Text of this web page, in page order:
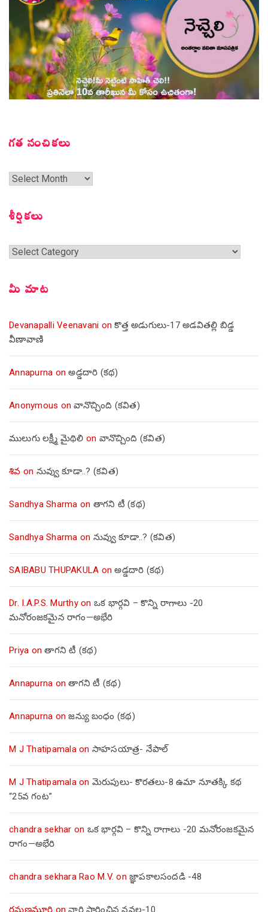
గత సంచికలు
గత
శీర్షికలు
శీర్షికలు
మీ మాట
Devanapalli Veenavani onకొత్త అడుగులు-17 అడవితల్లి బిడ్డ
వీణావాణి
Annapurna onఅడ్డదారి (కథ)
Anonymous onవానొచ్చింది (కవిత)
ములుగు లక్ష్మీ మైథిలి on వానొచ్చింది (కవిత)
శివ on నువ్వు కూడా..? (కవిత)
Sandhya Sharma on తాగని టీ (కథ)
Sandhya Sharma on నువ్వు కూడా..? (కవిత)
SAIBABU THUPAKULA onఅడ్డదారి (కథ)
Dr. I.A.P.S. Murthyon ఒక భార్గవి – కొన్ని రాగాలు -20
మనోరంజకమైన రాగం—అభేరి
Priya onతాగని టీ (కథ)
Annapurna onతాగని టీ (కథ)
Annapurna onజన్యు బంధం (కథ)
M J Thatipamalaon సాహసయాత్ర- నేపాల్‌
M J Thatipamalaon మెరుపులు- కొరతలు-8 ఉమా నూతక్కి కథ
“25వ గంట”
chandra sekhar on ఒక భార్గవి – కొన్ని రాగాలు -20 మనోరంజకమైన
రాగం—అభేరి
chandra sekhara Rao M.V. on జ్ఞాపకాలసందడి -48
రమణమూర్తి onనారి సారించిన నవల-10